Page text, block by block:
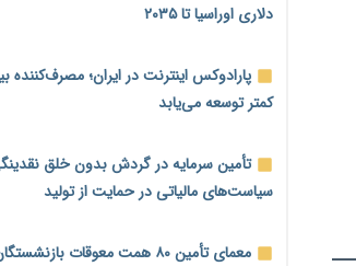
دلاری اوراسیا تا ۲۰۳۵
پارادوکس اینترنت در ایران؛ مصرف‌کننده
کمتر توسعه می‌یابد
تأمین سرمایه در گردش بدون خلق
سیاست‌های مالیاتی در حمایت از تولید
معمای تأمین ۸۰ همت معوقات